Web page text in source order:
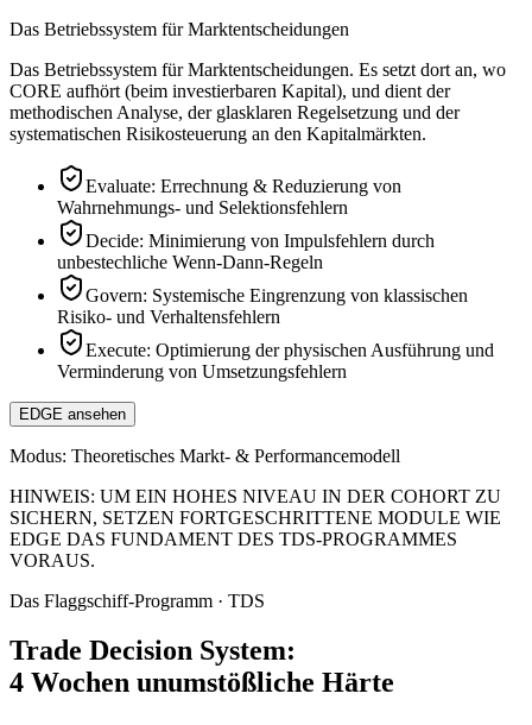
Das Betriebssystem für Marktentscheidungen
Das Betriebssystem für Marktentscheidungen. Es setzt dort an, wo
CORE aufhört (beim investierbaren Kapital), und dient der
methodischen Analyse, der glasklaren Regelsetzung und der
systematischen Risikosteuerung an den Kapitalmärkten.
Evaluate: Errechnung & Reduzierung von
Wahrnehmungs- und Selektionsfehlern
Decide: Minimierung von Impulsfehlern durch
unbestechliche Wenn-Dann-Regeln
Govern: Systemische Eingrenzung von klassischen
Risiko- und Verhaltensfehlern
Execute: Optimierung der physischen Ausführung und
Verminderung von Umsetzungsfehlern
EDGE ansehen
Modus: Theoretisches Markt- & Performancemodell
HINWEIS: UM EIN HOHES NIVEAU IN DER COHORT ZU
SICHERN, SETZEN FORTGESCHRITTENE MODULE WIE
EDGE DAS FUNDAMENT DES TDS-PROGRAMMES
VORAUS.
Das Flaggschiff-Programm · TDS
Trade Decision System:
4 Wochen unumstößliche Härte